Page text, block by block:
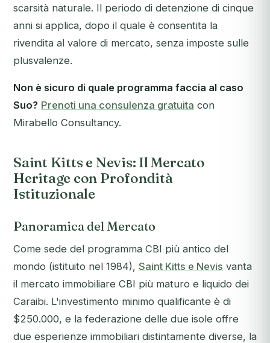
scarsità naturale. Il periodo di detenzione di cinque
anni si applica, dopo il quale è consentita la
rivendita al valore di mercato, senza imposte sulle
plusvalenze.
Non è sicuro di quale programma faccia al caso
Suo? Prenoti una consulenza gratuita con
Mirabello Consultancy.
Saint Kitts e Nevis: Il Mercato
Heritage con Profondità
Istituzionale
Panoramica del Mercato
Come sede del programma CBI più antico del
mondo (istituito nel 1984), Saint Kitts e Nevis vanta
il mercato immobiliare CBI più maturo e liquido dei
Caraibi. L'investimento minimo qualificante è di
$250.000, e la federazione delle due isole offre
due esperienze immobiliari distintamente diverse, la